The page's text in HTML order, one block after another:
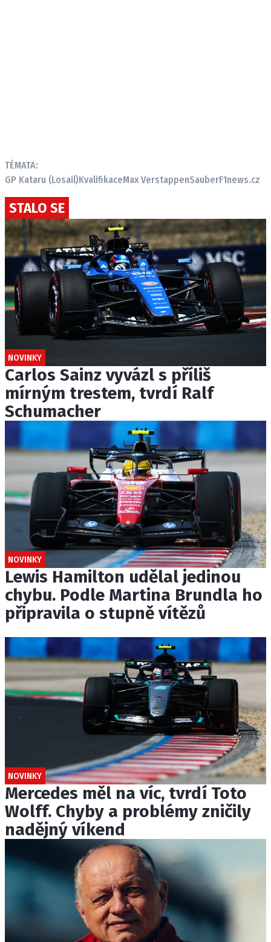
TÉMATA:
GP Kataru (Losail)KvalifikaceMax VerstappenSauberF1news.cz
STALO SE
NOVINKY
Carlos Sainz vyvázl s příliš
mírným trestem, tvrdí Ralf
Schumacher
NOVINKY
Lewis Hamilton udělal jedinou
chybu. Podle Martina Brundla ho
připravila o stupně vítězů
NOVINKY
Mercedes měl na víc, tvrdí Toto
Wolff. Chyby a problémy zničily
nadějný víkend